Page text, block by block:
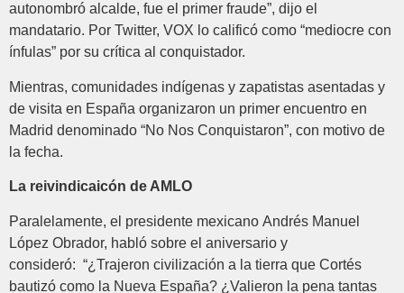
autonombró alcalde, fue el primer fraude”, dijo el
mandatario. Por Twitter, VOX lo calificó como “mediocre con
ínfulas” por su crítica al conquistador.
Mientras, comunidades indígenas y zapatistas asentadas y
de visita en España organizaron un primer encuentro en
Madrid denominado “No Nos Conquistaron”, con motivo de
la fecha.
La reivindicaicón de AMLO
Paralelamente, el presidente mexicano Andrés Manuel
López Obrador, habló sobre el aniversario y
consideró: “¿Trajeron civilización a la tierra que Cortés
bautizó como la Nueva España? ¿Valieron la pena tantas